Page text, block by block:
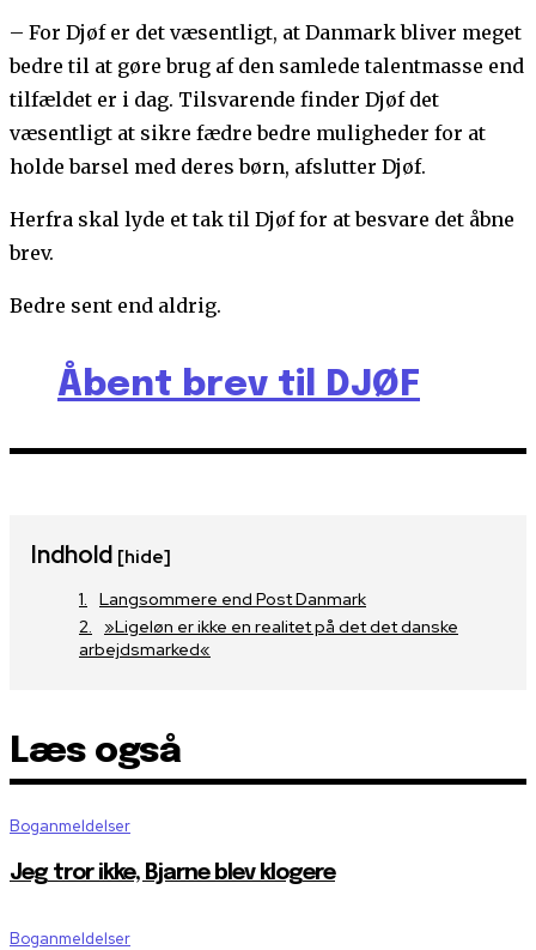
– For Djøf er det væsentligt, at Danmark bliver meget
bedre til at gøre brug af den samlede talentmasse end
tilfældet er i dag. Tilsvarende finder Djøf det
væsentligt at sikre fædre bedre muligheder for at
holde barsel med deres børn, afslutter Djøf.
Herfra skal lyde et tak til Djøf for at besvare det åbne
brev.
Bedre sent end aldrig.
Åbent brev til DJØF
Indhold [hide]
Langsommere end Post Danmark
»Ligeløn er ikke en realitet på det det danske
arbejdsmarked«
Læs også
Boganmeldelser
Jeg tror ikke, Bjarne blev klogere
Boganmeldelser